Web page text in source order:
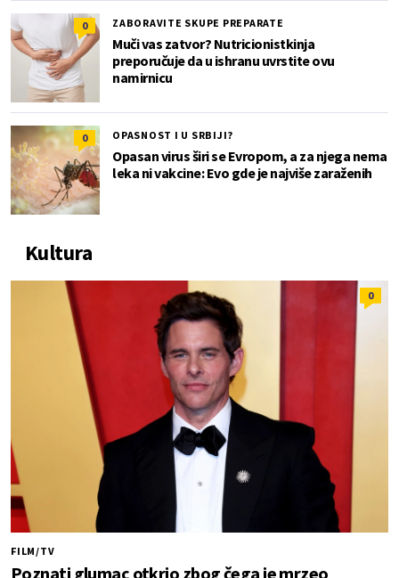
0 ZABORAVITE SKUPE PREPARATE
Muči vas zatvor? Nutricionistkinja
preporučuje da u ishranu uvrstite ovu
namirnicu
0 OPASNOST I U SRBIJI?
Opasan virus širi se Evropom, a za njega nema
leka ni vakcine: Evo gde je najviše zaraženih
Kultura
0
FILM/TV
Poznati glumac otkrio zbog čega je mrzeo